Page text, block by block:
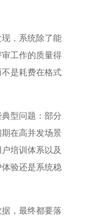
，系统除了能
工作的质量得
是耗费在格式
型问题：部分
在高并发场景
培训体系以及
验还是系统稳
，最终都要落